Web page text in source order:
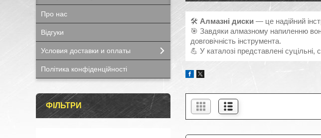
🛠 Алмазні диски — це надійний
🎯 Завдяки алмазному напиленню
довговічність інструмента.
💪 У каталозі представлені суцільні,
Про нас
Відгуки
Условия доставки и оплаты
Політика конфіденційності
ФІЛЬТРИ